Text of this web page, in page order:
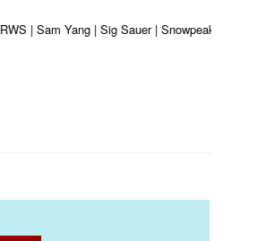
| Sam Yang | Sig Sauer | Snowpeak |